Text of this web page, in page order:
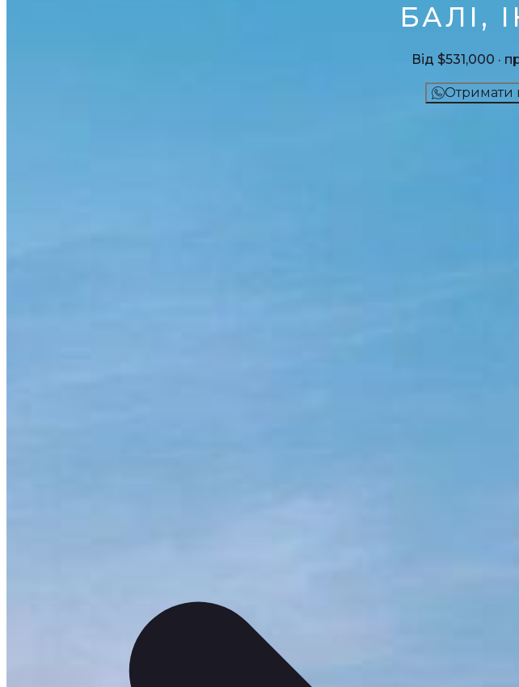
БАЛІ,
Від $531,000 ·
Отримати